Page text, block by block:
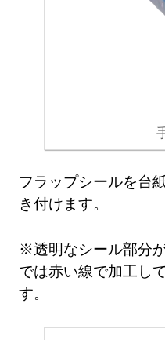
フラップシールを台
き付けます。
※透明なシール部分
では赤い線で加工し
す。